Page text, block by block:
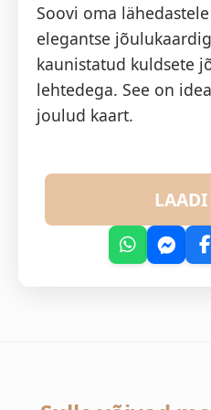
Soovi oma
elegantse
kaunistatud kuldsete
lehtedega. See on
joulud kaart.